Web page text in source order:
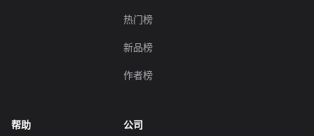
热门榜
新品榜
作者榜
帮助 公司